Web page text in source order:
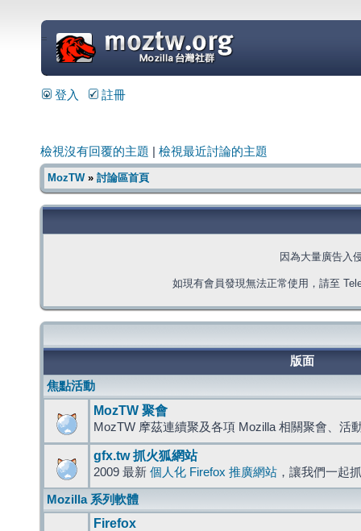
=
登入 註冊
檢視沒有回覆的主題 檢視最近討論的主題
MozTW» 討論區首頁
因為大量廣告入
如現有會員發現無法正常使用，請至
版面
焦點活動
MozTW 聚會
MozTW 摩茲連續聚及各項 Mozilla 相關聚會、活
gfx.tw 抓火狐網站
2009 最新 個人化 Firefox 推廣網站 ，讓我們一起
Mozilla 系列軟體
Firefox